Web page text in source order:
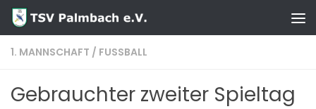
Zum Inhalt springen
1. MANNSCHAFT / FUSSBALL
Gebrauchter zweiter Spieltag